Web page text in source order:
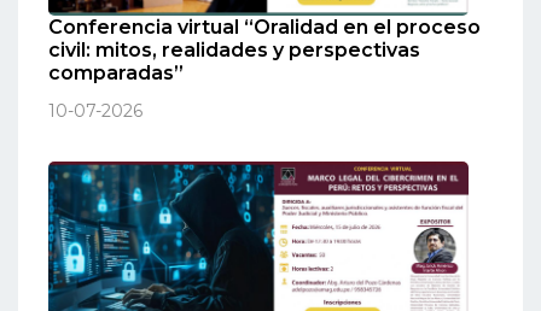
Conferencia virtual “Oralidad en el proceso
civil: mitos, realidades y perspectivas
comparadas”
10-07-2026